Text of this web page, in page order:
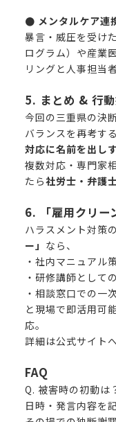
● メンタルケア連
暴言・威圧を受け
ログラム）や産業
リングと人事担当
5. まとめ & 行
今回の三重県の決
バランスを再考す
対応に名前を出し
複数対応・専門家
たら社労士・弁護
6. 「雇用クリー
ハラスメント対策
ー」 なら、
・社内マニュアル
・研修講師として
・相談窓口での一
と現場で即活用可
応。
詳細は公式サイト
FAQ
Q. 被害時の初動は
日時・発言内容を